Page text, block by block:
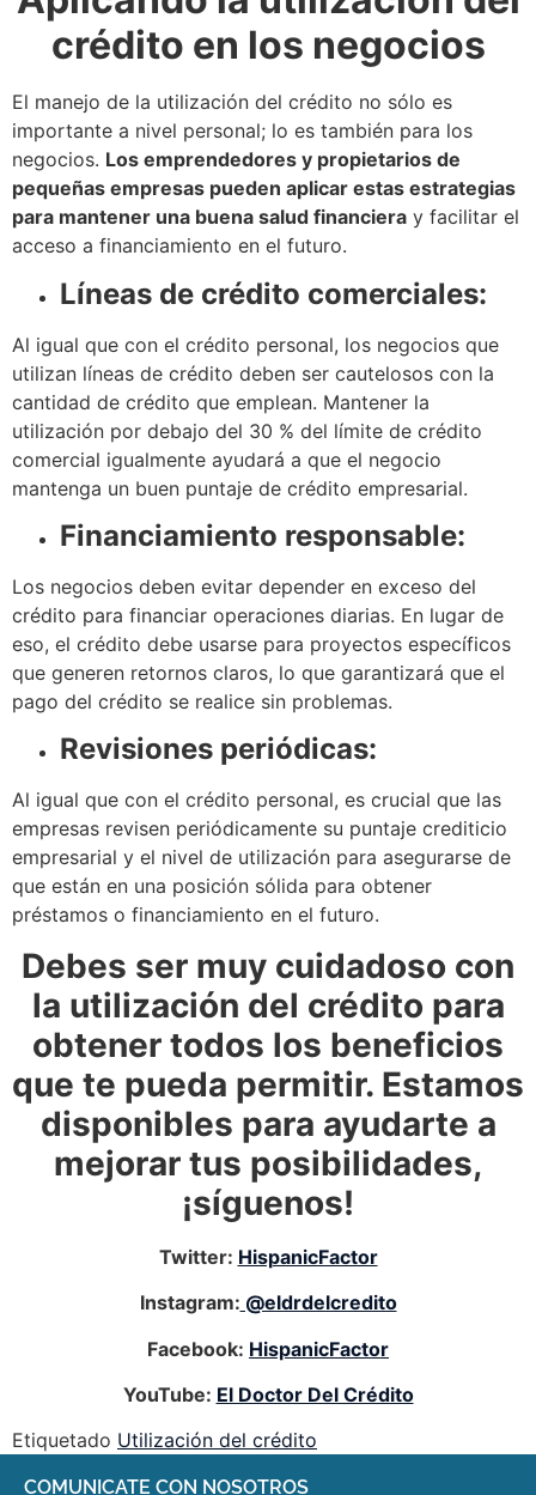
crédito en los negocios
El manejo de la utilización del crédito no sólo es
importante a nivel personal; lo es también para los
negocios. Los emprendedores y propietarios de
pequeñas empresas pueden aplicar estas estrategias
para mantener una buena salud financiera y facilitar el
acceso a financiamiento en el futuro.
Líneas de crédito comerciales:
Al igual que con el crédito personal, los negocios que
utilizan líneas de crédito deben ser cautelosos con la
cantidad de crédito que emplean. Mantener la
utilización por debajo del 30 % del límite de crédito
comercial igualmente ayudará a que el negocio
mantenga un buen puntaje de crédito empresarial.
Financiamiento responsable:
Los negocios deben evitar depender en exceso del
crédito para financiar operaciones diarias. En lugar de
eso, el crédito debe usarse para proyectos específicos
que generen retornos claros, lo que garantizará que el
pago del crédito se realice sin problemas.
Revisiones periódicas:
Al igual que con el crédito personal, es crucial que las
empresas revisen periódicamente su puntaje crediticio
empresarial y el nivel de utilización para asegurarse de
que están en una posición sólida para obtener
préstamos o financiamiento en el futuro.
Debes ser muy cuidadoso con
la utilización del crédito para
obtener todos los beneficios
que te pueda permitir. Estamos
disponibles para ayudarte a
mejorar tus posibilidades,
¡síguenos!
Twitter: HispanicFactor
Instagram: @eldrdelcredito
Facebook: HispanicFactor
YouTube: El Doctor Del Crédito
Etiquetado Utilización del crédito
COMUNICATE CON NOSOTROS